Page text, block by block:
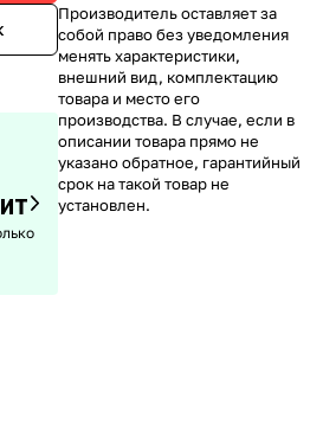
Производитель оставляет за
собой право без уведомления
менять характеристики,
внешний вид, комплектацию
товара и место его
производства. В случае, если в
описании товара прямо не
указано обратное, гарантийный
срок на такой товар не
установлен.